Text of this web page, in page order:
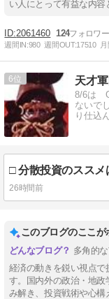
い人にとって有益な内容
2061460 124
週間IN:980 週間OUT:17510
6 天才
8/6は
ないで
り仕込
□ 分散投資のスス
26時間前
このブログのここが
多角的
経済の動きを鋭い視点で
す。国内外の政治・地
み解き、投資戦術や心